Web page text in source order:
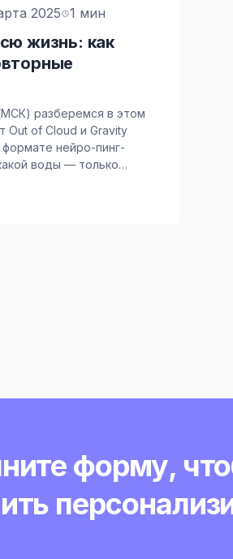
2025 1 мин
жизнь: как
разберемся в этом
Out of Cloud и Gravity
нейро-пинг-
воды — только
обсудим?— Как
форму,